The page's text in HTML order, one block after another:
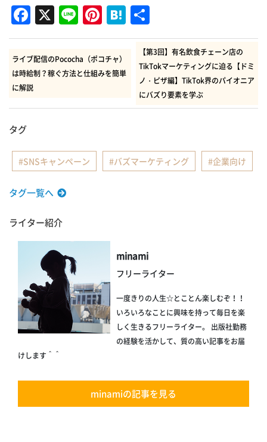
Facebook
X LinePinterest
Hatena
有
ライブ配信のPococha（ポコチャ）
は時給制？稼ぐ方法と仕組みを簡単
に解説
【第3回】有名飲食チェーン店の
TikTokマーケティングに迫る【ドミ
ノ・ピザ編】TikTok界のパイオニア
にバズり要素を学ぶ
タグ
SNSキャンペーン バズマーケティング 企業向け
タグ一覧へ
ライター紹介
minami
フリーライター
一度きりの人生☆とことん楽しむぞ！！
いろいろなことに興味を持って毎日を楽
しく生きるフリーライター。 出版社勤務
の経験を活かして、質の高い記事をお届
けします＾＾
minamiの記事を見る